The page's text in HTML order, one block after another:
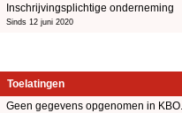
Inschrijvingsplichtige onderneming
Sinds 12 juni 2020
Toelatingen
Geen gegevens opgenomen in KBO.